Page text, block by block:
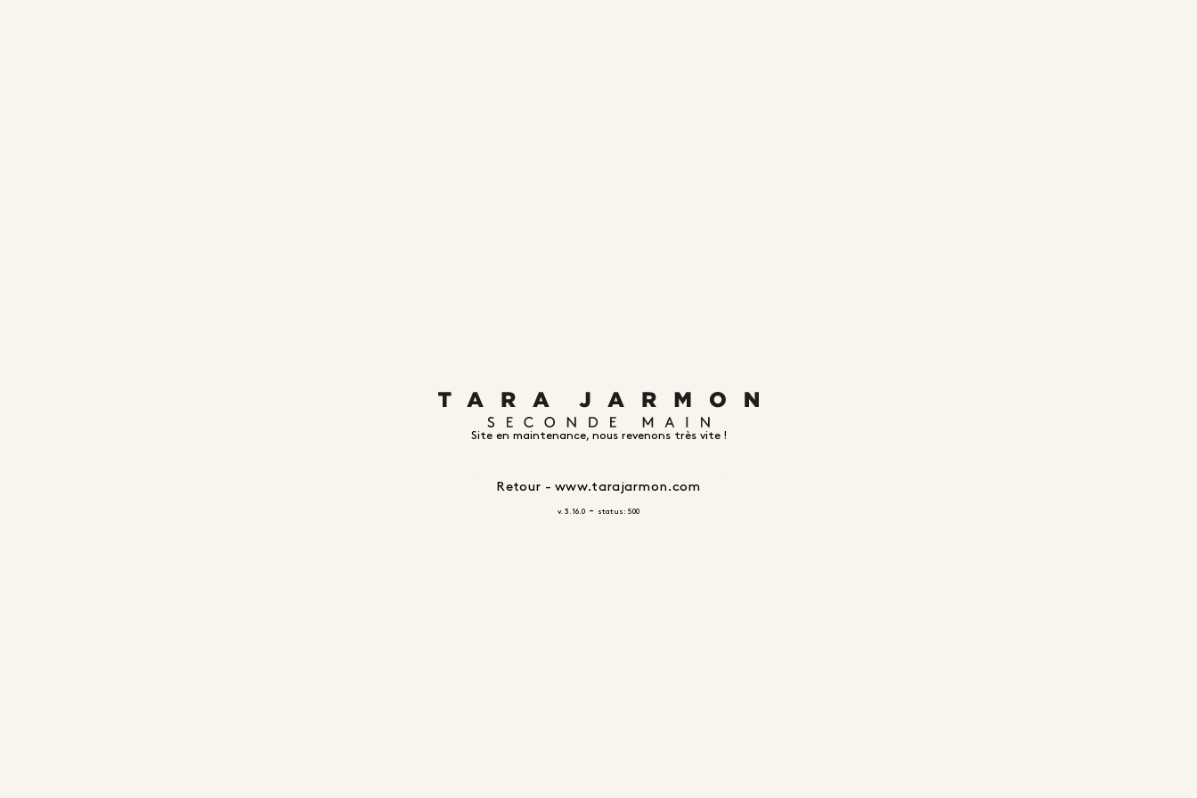
Site en maintenance, nous revenons très vite !
Retour - www.tarajarmon.com
v. 3.16.0 - status: 500